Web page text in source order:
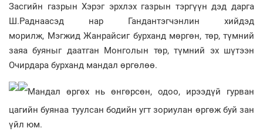
Засгийн газрын Хэрэг эрхлэх газрын тэргүүн дэд дарга
Ш.Раднаасэд нар Гандантэгчэнлин хийдэд
морилж, Мэгжид Жанрайсиг бурханд мөргөн, төр, түмний
заяа буяныг даатган Монголын төр, түмний эх шүтээн
Очирдара бурханд мандал өргөлөө.
Мандал өргөх нь өнгөрсөн, одоо, ирээдүй гурван
цагийн буянаа туулсан бодийн угт зориулан өргөж буй зан
үйл юм.